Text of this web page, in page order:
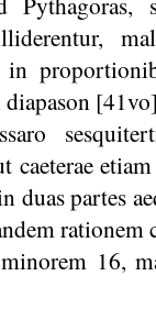
caeterae
duas partes
rationem
16,